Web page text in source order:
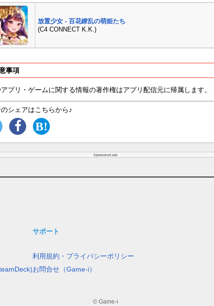
放置少女 - 百花繚乱の萌姫たち
(C4 CONNECT K.K.)
事項
プリ・ゲームに関する情報の著作権はアプリ配信元に帰属します。
シェアはこちらから♪
Sponsored ads
サポート
利用規約・プライバシーポリシー
お問合せ（Game-i）
© Game-i